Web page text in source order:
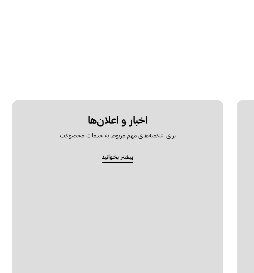
اخبار و اعلان‌ها
برای اعلامیه‌های مهم مربوط به خدمات محصولات
بیشتر بخوانید